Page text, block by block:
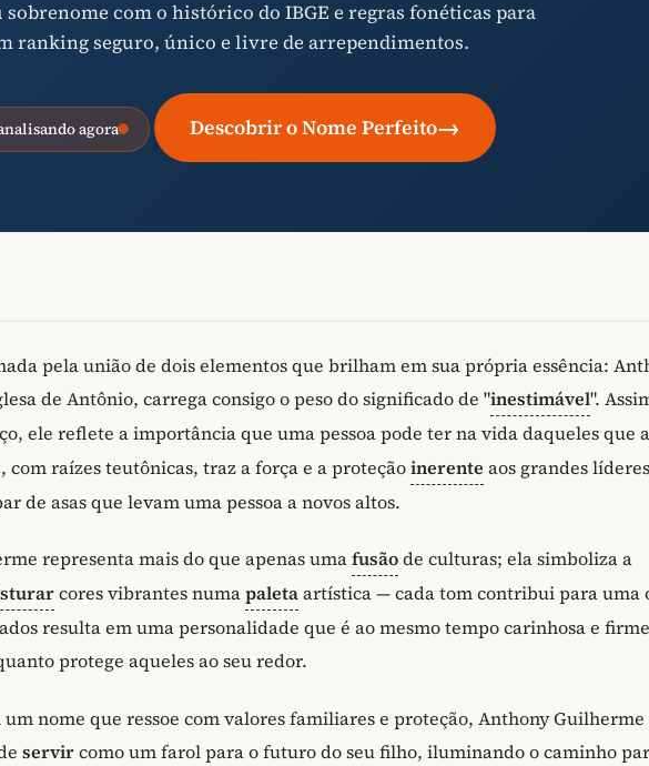
sobrenome com o histórico do IBGE e regras fonéticas para
ranking seguro, único e livre de arrependimentos.
agora Descobrir o Nome Perfeito→
pela união de dois elementos que brilham em sua própria essência:
de Antônio, carrega consigo o peso do significado de "inestimável".
ele reflete a importância que uma pessoa pode ter na vida daqueles que a
raízes teutônicas, traz a força e a proteçãoinerente aos grandes
de asas que levam uma pessoa a novos altos.
representa mais do que apenas umafusãode culturas; ela simboliza a
cores vibrantes numapaletaartística — cada tom contribui para uma
resulta em uma personalidade que é ao mesmo tempo carinhosa e
protege aqueles ao seu redor.
um nome que ressoe com valores familiares e proteção, Anthony
servircomo um farol para o futuro do seu filho, iluminando o caminho